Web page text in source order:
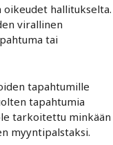
hallitukselta.
virallinen
tai
tapahtumille
tapahtumia
tarkoitettu minkään
myyntipalstaksi.